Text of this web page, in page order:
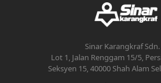
Sinar Karangkraf
Lot 1, Jalan Renggam 15/5,
Seksyen 15, 40000 Shah Alam